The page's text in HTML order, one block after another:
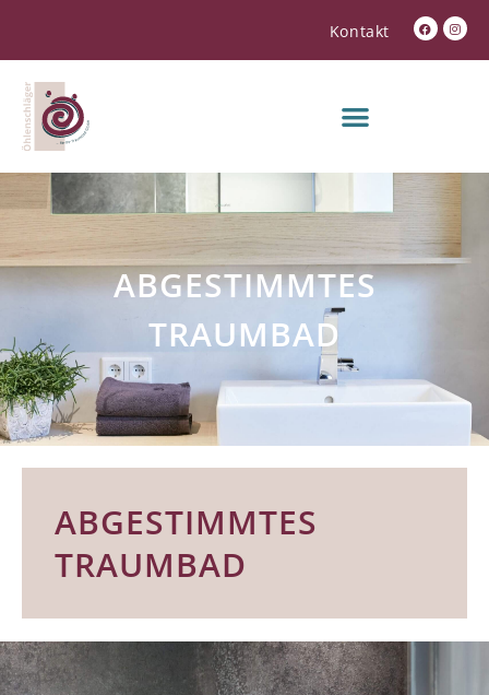
Kontakt
ABGESTIMMTES
TRAUMBAD
ABGESTIMMTES
TRAUMBAD